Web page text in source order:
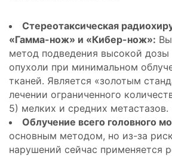
Стереотаксическая
«Гамма-нож» и «Кибер-нож»:
метод подведения высокой дозы
опухоли при минимальном
тканей. Является «золотым
лечении ограниченного
5) мелких и средних метастазов.
Облучение всего головного
основным методом, но из-за
нарушений сейчас применяется